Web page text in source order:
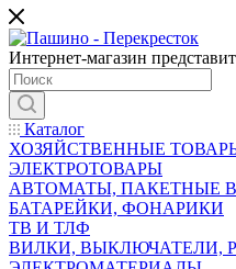
Интернет-магазин
Каталог
ХОЗЯЙСТВЕННЫЕ
ЭЛЕКТРОТОВАРЫ
АВТОМАТЫ, ПАКЕТНЫЕ
БАТАРЕЙКИ, ФОНАРИКИ
ТВ И ТЛФ
ВИЛКИ, ВЫКЛЮЧАТЕЛИ,